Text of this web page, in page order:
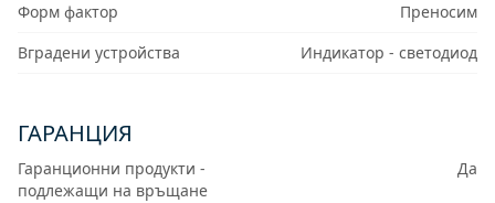
Форм фактор
Преносим
Вградени устройства
Индикатор - светодиод
ГАРАНЦИЯ
Гаранционни продукти -
подлежащи на връщане
Да